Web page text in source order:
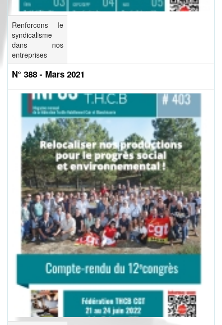
Renforcons le
syndicalisme
dans nos
entreprises
N° 388 - Mars 2021